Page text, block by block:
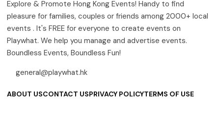
Explore & Promote Hong Kong Events! Handy to find
pleasure for families, couples or friends among 2000+ local
events . It's FREE for everyone to create events on
Playwhat. We help you manage and advertise events.
Boundless Events, Boundless Fun!
general@playwhat.hk
ABOUT USCONTACT USPRIVACY POLICYTERMS OF USE